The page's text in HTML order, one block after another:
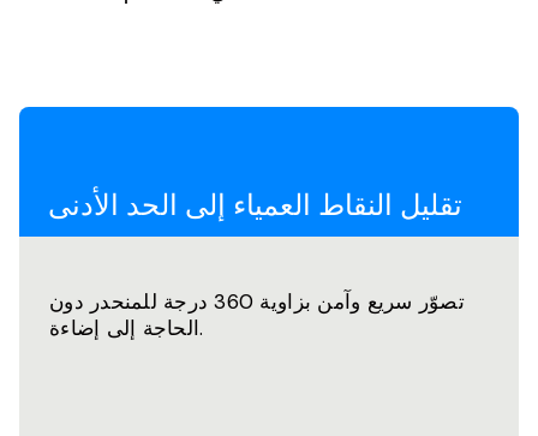
تقليل النقاط العمياء إلى الحد الأدنى
تصوّر سريع وآمن بزاوية 360 درجة للمنحدر دون
الحاجة إلى إضاءة.